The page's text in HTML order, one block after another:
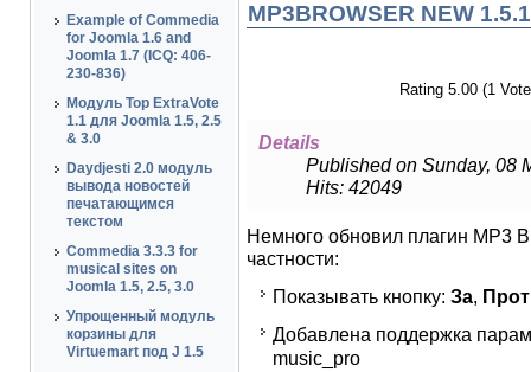
Example of Commedia
for Joomla 1.6 and
Joomla 1.7 (ICQ: 406-
230-836)
Модуль Top ExtraVote
1.1 для Joomla 1.5, 2.5
& 3.0
Daydjesti 2.0 модуль
вывода новостей
печатающимся
текстом
Commedia 3.3.3 for
musical sites on
Joomla 1.5, 2.5, 3.0
Упрощенный модуль
корзины для
Virtuemart под J 1.5
MP3BROWSER NEW 1.5.1
Rating 5.00 (1
Details
Published on Sunday, 08
Hits: 42049
Немного обновил плагин MP3
частности:
Показывать кнопку: За,
Добавлена поддержка
music_pro